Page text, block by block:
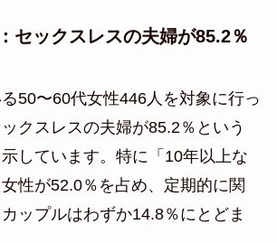
セックスレスの夫婦が85.2％
50〜60代女性446人を対象に行っ
クスレスの夫婦が85.2％という
しています。特に「10年以上な
性が52.0％を占め、定期的に関
ップルはわずか14.8％にとどま